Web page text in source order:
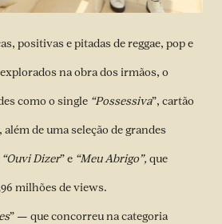
positivas e pitadas de reggae, pop e
na obra dos irmãos, o
como o single “Possessiva”, cartão
de uma seleção de grandes
“Ouvi Dizer” e “Meu Abrigo”, que
milhões de views.
” — que concorreu na categoria